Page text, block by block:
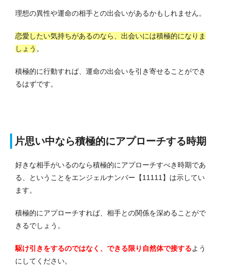
理想の異性や運命の相手との出会いがあるかもしれません。
恋愛したい気持ちがあるのなら、出会いには積極的になりま
しょう 。
積極的に行動すれば、運命の出会いを引き寄せることができ
るはずです。
片思い中なら積極的にアプローチする時期
好きな相手がいるのなら積極的にアプローチすべき時期であ
る、ということをエンジェルナンバー【11111】は示してい
ます。
積極的にアプローチすれば、相手との関係を深めることがで
きるでしょう。
駆け引きをするのではなく、できる限り自然体で接するよう
にしてください。